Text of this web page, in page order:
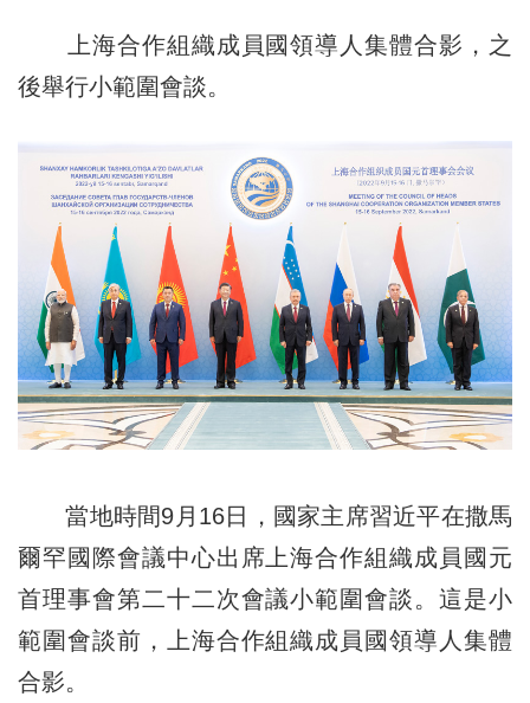
上海合作組織成員國領導人集體合影，之
後舉行小範圍會談。
當地時間9月16日，國家主席習近平在撒馬
爾罕國際會議中心出席上海合作組織成員國元
首理事會第二十二次會議小範圍會談。這是小
範圍會談前，上海合作組織成員國領導人集體
合影。